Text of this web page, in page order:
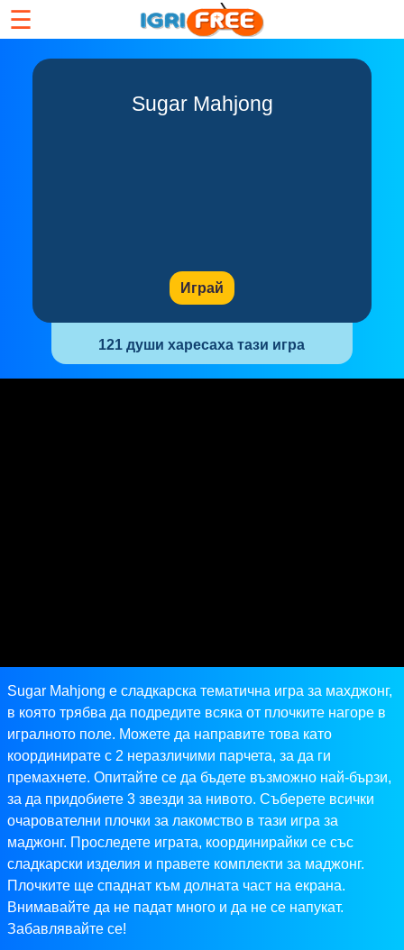
☰
Sugar Mahjong
Играй
121 души харесаха тази игра
Sugar Mahjong е сладкарска тематична игра за махджонг,
в която трябва да подредите всяка от плочките нагоре в
игралното поле. Можете да направите това като
координирате с 2 неразличими парчета, за да ги
премахнете. Опитайте се да бъдете възможно най-бързи,
за да придобиете 3 звезди за нивото. Съберете всички
очарователни плочки за лакомство в тази игра за
маджонг. Проследете играта, координирайки се със
сладкарски изделия и правете комплекти за маджонг.
Плочките ще спаднат към долната част на екрана.
Внимавайте да не падат много и да не се напукат.
Забавлявайте се!